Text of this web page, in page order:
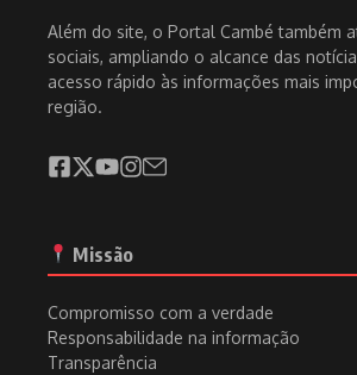
Além do site, o Portal Cambé também
sociais, ampliando o alcance das
acesso rápido às informações mais
região.
Missão
Compromisso com a verdade
Responsabilidade na informação
Transparência